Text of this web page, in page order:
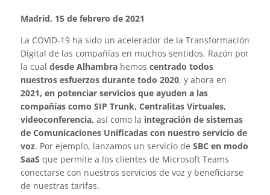
Madrid, 15 de febrero de 2021
La COVID-19 ha sido un acelerador de la Transformación
Digital de las compañías en muchos sentidos. Razón por
la cual desde Alhambrahemos centrado todos
nuestros esfuerzos durante todo 2020, y ahora en
2021, en potenciar servicios que ayuden a las
compañías como SIP Trunk, Centralitas Virtuales,
videoconferencia, así como la integración de sistemas
de Comunicaciones Unificadas con nuestro servicio de
voz. Por ejemplo, lanzamos un servicio de SBC en modo
SaaS que permite a los clientes de Microsoft Teams
conectarse con nuestros servicios de voz y beneficiarse
de nuestras tarifas.